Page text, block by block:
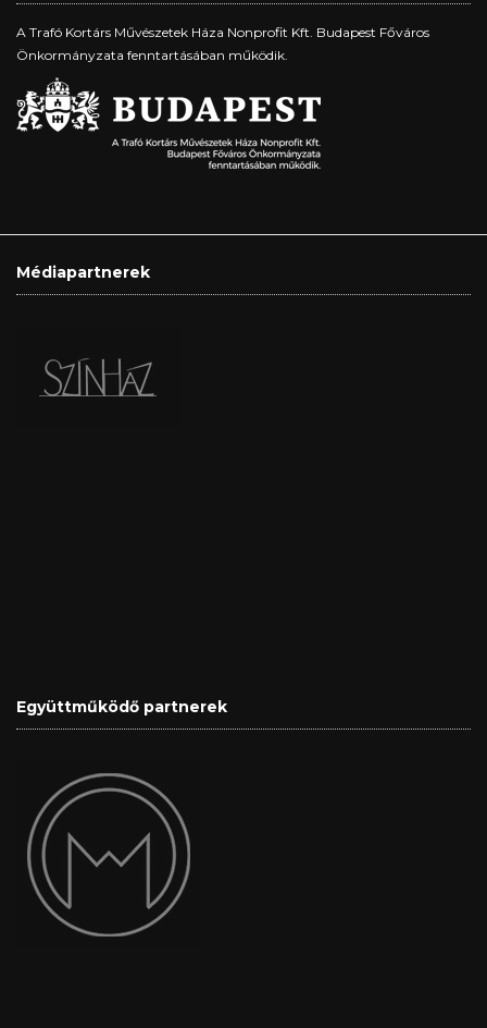
A Trafó Kortárs Művészetek Háza Nonprofit Kft. Budapest Főváros
Önkormányzata fenntartásában működik.
Médiapartnerek
Együttműködő partnerek